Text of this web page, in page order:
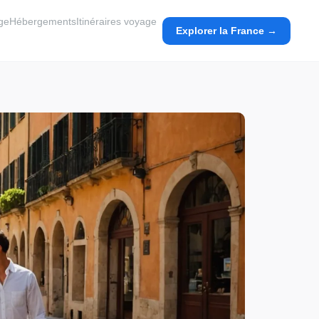
Explorer la France →
HébergementsItinéraires voyage